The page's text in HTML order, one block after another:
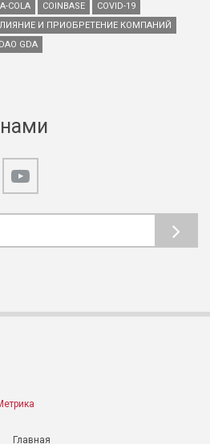
COLA COINBASE
COVID-19
И ПРИОБРЕТЕНИЕ КОМПАНИЙ
DAO GDA
Главная